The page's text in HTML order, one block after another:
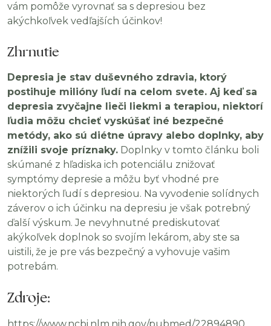
vám pomôže vyrovnať sa s depresiou bez
akýchkoľvek vedľajších účinkov!
Zhrnutie
Depresia je stav duševného zdravia, ktorý
postihuje milióny ľudí na celom svete. Aj keď sa
depresia zvyčajne lieči liekmi a terapiou, niektorí
ľudia môžu chcieť vyskúšať iné bezpečné
metódy, ako sú diétne úpravy alebo doplnky, aby
znížili svoje príznaky. Doplnky v tomto článku boli
skúmané z hľadiska ich potenciálu znižovať
symptómy depresie a môžu byť vhodné pre
niektorých ľudí s depresiou. Na vyvodenie solídnych
záverov o ich účinku na depresiu je však potrebný
ďalší výskum. Je nevyhnutné prediskutovať
akýkoľvek doplnok so svojím lekárom, aby ste sa
uistili, že je pre vás bezpečný a vyhovuje vašim
potrebám.
Zdroje: